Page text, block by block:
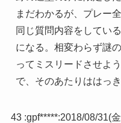
まだわかるが、プレー
同じ質問内容をしてい
になる。相変わらず謎
ってミスリードさせよ
で、そのあたりははっ
43 :gpf*****:2018/08/31(